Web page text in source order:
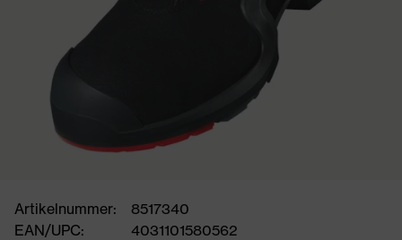
Artikelnummer:
8517340
EAN/UPC:
4031101580562